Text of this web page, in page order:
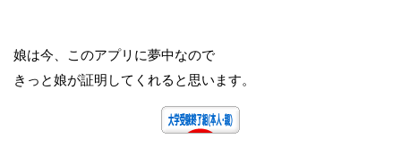
娘は今、このアプリに夢中なので
きっと娘が証明してくれると思います。